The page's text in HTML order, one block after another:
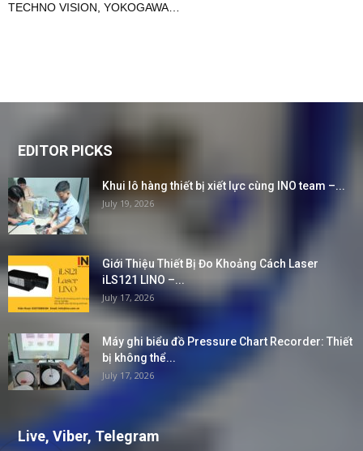
TECHNO VISION YOKOGAWA
EDITOR PICKS
Khui lô hàng thiết bị xiết lực cùng INO team –...
July 19, 2026
Giới Thiệu Thiết Bị Đo Khoảng Cách Laser
iLS121 LINO –...
July 17, 2026
Máy ghi biểu đồ Pressure Chart Recorder: Thiết
bị không thể...
July 17, 2026
Live, Viber, Telegram